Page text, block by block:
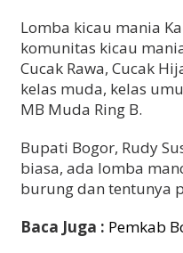
Lomba kicau mania
komunitas kicau
Cucak Rawa, Cucak
kelas muda, kelas
MB Muda Ring B.
Bupati Bogor, Rudy
biasa, ada lomba
burung dan tentunya
Baca Juga : Pemkab